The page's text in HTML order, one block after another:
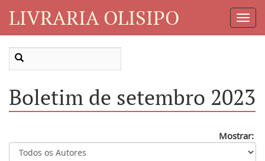
LIVRARIA OLISIPO
Boletim de setembro 2023
Mostrar: